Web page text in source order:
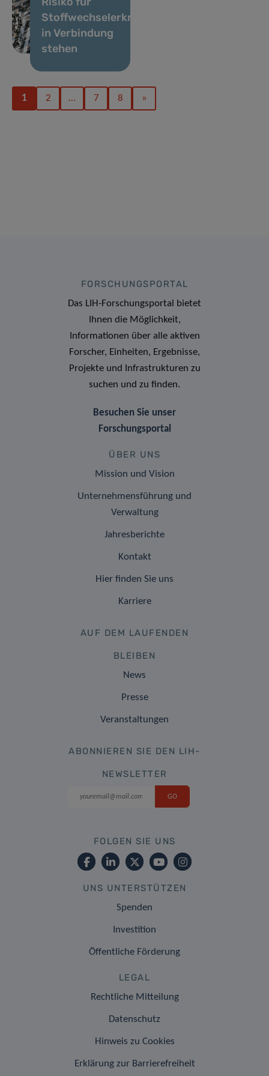
Stoffwechselerkrankungen
in Verbindung
stehen
1 2 … 7 8 »
FORSCHUNGSPORTAL
Das LIH-Forschungsportal bietet
Ihnen die Möglichkeit,
Informationen über alle aktiven
Forscher, Einheiten, Ergebnisse,
Projekte und Infrastrukturen zu
suchen und zu finden.
Besuchen Sie unser
Forschungsportal
ÜBER UNS
Mission und Vision
Unternehmensführung und
Verwaltung
Jahresberichte
Kontakt
Hier finden Sie uns
Karriere
AUF DEM LAUFENDEN
BLEIBEN
News
Presse
Veranstaltungen
ABONNIEREN SIE DEN LIH-
NEWSLETTER
FOLGEN SIE UNS
UNS UNTERSTÜTZEN
Spenden
Investition
Öffentliche Förderung
LEGAL
Rechtliche Mitteilung
Datenschutz
Hinweis zu Cookies
Erklärung zur Barrierefreiheit